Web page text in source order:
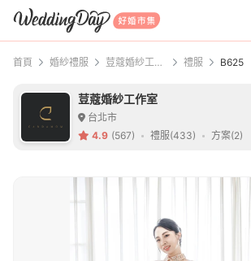
WeddingDay 好婚市集
首頁 婚紗禮服 荳蔻婚紗工作室 禮服 B625
荳蔻婚紗工作室
台北市
4.9 (567) 禮服(433) 方案(2)